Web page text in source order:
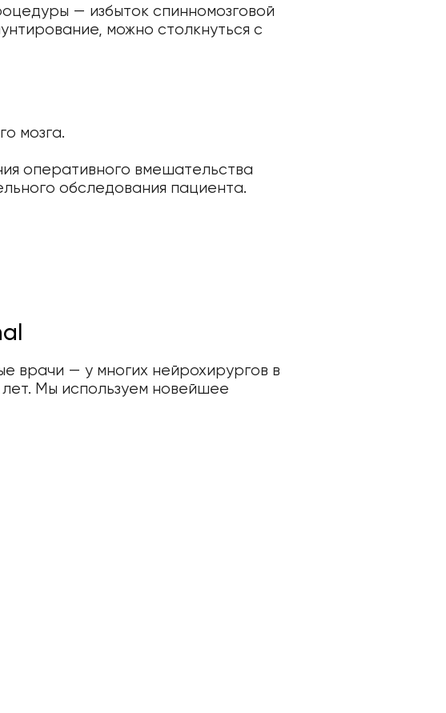
— избыток спинномозговой
можно столкнуться с
мозга.
оперативного вмешательства
обследования пациента.
врачи — у многих нейрохирургов в
Мы используем новейшее